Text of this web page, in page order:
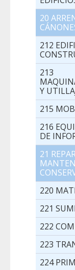
20
212
213
Y
215
216
DE
21
220
221
222
223
224